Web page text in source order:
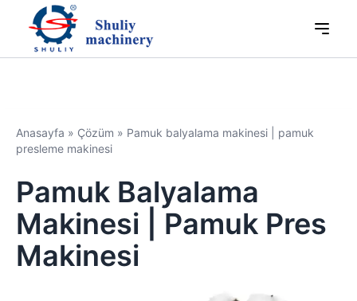
Anasayfa » Çözüm » Pamuk balyalama makinesi | pamuk
presleme makinesi
Pamuk Balyalama
Makinesi | Pamuk Pres
Makinesi